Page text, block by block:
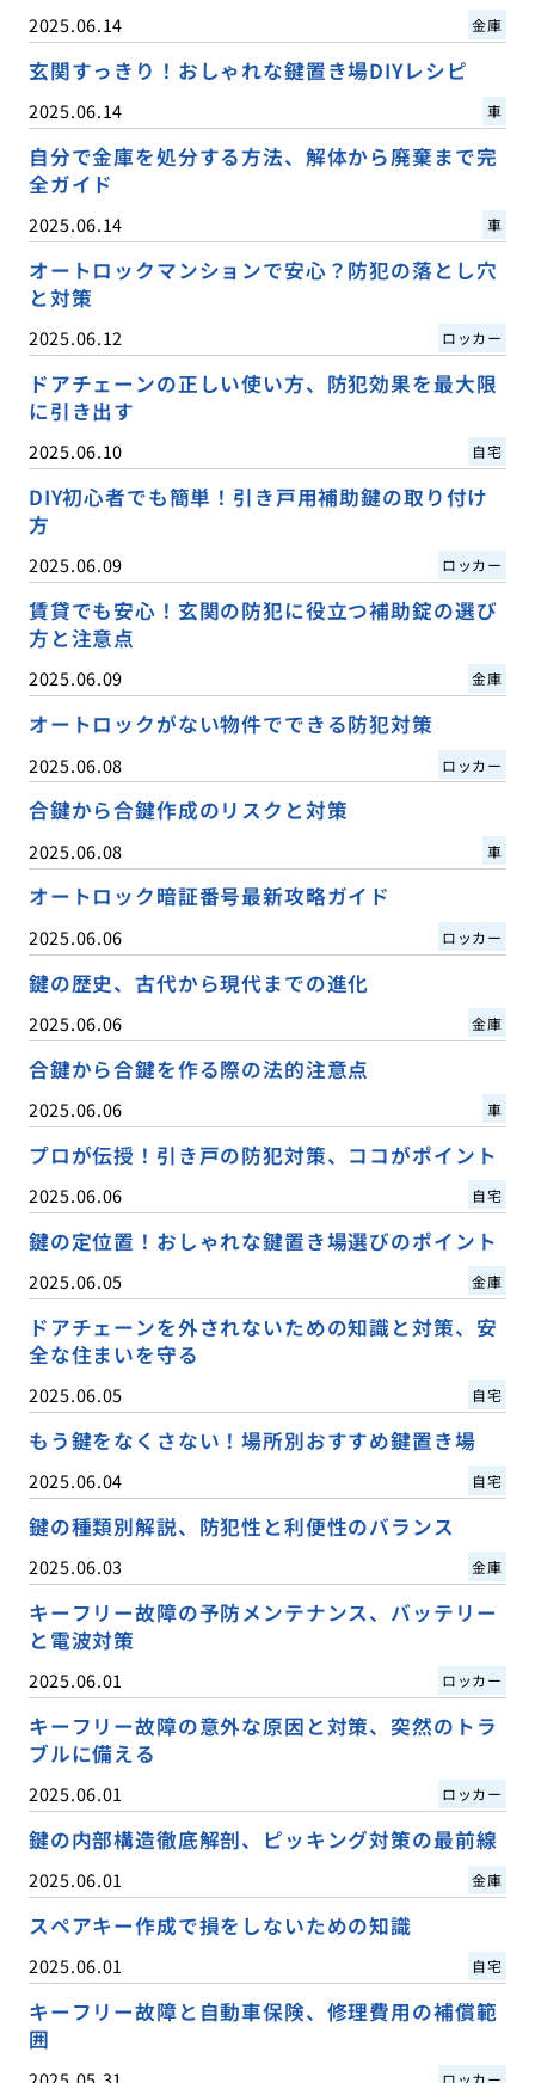
2025.06.14 金庫
玄関すっきり！おしゃれな鍵置き場DIYレシピ
2025.06.14 車
自分で金庫を処分する方法、解体から廃棄まで完
全ガイド
2025.06.14 車
オートロックマンションで安心？防犯の落とし穴
と対策
2025.06.12 ロッカー
ドアチェーンの正しい使い方、防犯効果を最大限
に引き出す
2025.06.10 自宅
DIY初心者でも簡単！引き戸用補助鍵の取り付け
方
2025.06.09 ロッカー
賃貸でも安心！玄関の防犯に役立つ補助錠の選び
方と注意点
2025.06.09 金庫
オートロックがない物件でできる防犯対策
2025.06.08 ロッカー
合鍵から合鍵作成のリスクと対策
2025.06.08 車
オートロック暗証番号最新攻略ガイド
2025.06.06 ロッカー
鍵の歴史、古代から現代までの進化
2025.06.06 金庫
合鍵から合鍵を作る際の法的注意点
2025.06.06 車
プロが伝授！引き戸の防犯対策、ココがポイント
2025.06.06 自宅
鍵の定位置！おしゃれな鍵置き場選びのポイント
2025.06.05 金庫
ドアチェーンを外されないための知識と対策、安
全な住まいを守る
2025.06.05 自宅
もう鍵をなくさない！場所別おすすめ鍵置き場
2025.06.04 自宅
鍵の種類別解説、防犯性と利便性のバランス
2025.06.03 金庫
キーフリー故障の予防メンテナンス、バッテリー
と電波対策
2025.06.01 ロッカー
キーフリー故障の意外な原因と対策、突然のトラ
ブルに備える
2025.06.01 ロッカー
鍵の内部構造徹底解剖、ピッキング対策の最前線
2025.06.01 金庫
スペアキー作成で損をしないための知識
2025.06.01 自宅
キーフリー故障と自動車保険、修理費用の補償範
囲